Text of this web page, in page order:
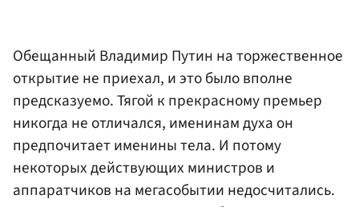
Обещанный Владимир Путин на торжественное
открытие не приехал, и это было вполне
предсказуемо. Тягой к прекрасному премьер
никогда не отличался, именинам духа он
предпочитает именины тела. И потому
некоторых действующих министров и
аппаратчиков на мегасобытии недосчитались.